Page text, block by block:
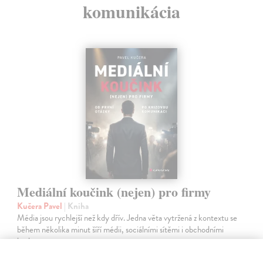
komunikácia
Mediální koučink (nejen) pro firmy
Kučera Pavel | Kniha
Média jsou rychlejší než kdy dřív. Jedna věta vytržená z kontextu se
během několika minut šíří médii, sociálními sítěmi i obchodními
kruhy.